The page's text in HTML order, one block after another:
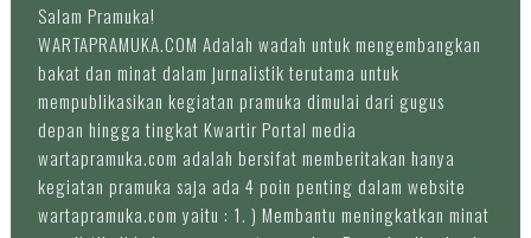
Salam Pramuka!
WARTAPRAMUKA.COM Adalah wadah untuk mengembangkan
bakat dan minat dalam jurnalistik terutama untuk
mempublikasikan kegiatan pramuka dimulai dari gugus
depan hingga tingkat Kwartir Portal media
wartapramuka.com adalah bersifat memberitakan hanya
kegiatan pramuka saja ada 4 poin penting dalam website
wartapramuka.com yaitu : 1. ) Membantu meningkatkan minat